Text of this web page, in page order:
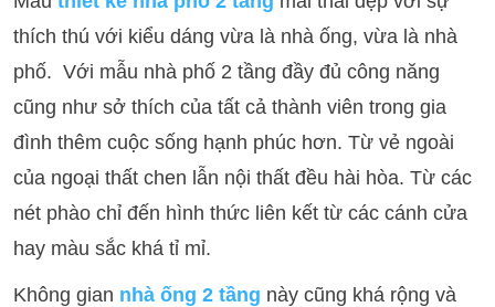
thích thú với kiểu dáng vừa là nhà ống, vừa là nhà
phố. Với mẫu nhà phố 2 tầng đầy đủ công năng
cũng như sở thích của tất cả thành viên trong gia
đình thêm cuộc sống hạnh phúc hơn. Từ vẻ ngoài
của ngoại thất chen lẫn nội thất đều hài hòa. Từ các
nét phào chỉ đến hình thức liên kết từ các cánh cửa
hay màu sắc khá tỉ mỉ.
Không gian nhà ống 2 tầng này cũng khá rộng và